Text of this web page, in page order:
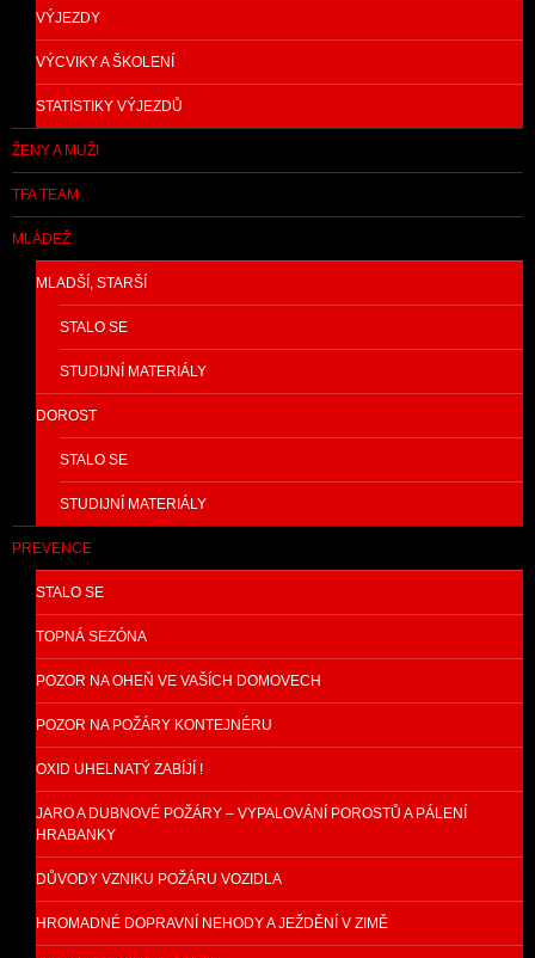
VÝJEZDY
VÝCVIKY A ŠKOLENÍ
STATISTIKY VÝJEZDŮ
ŽENY A MUŽI
TFA TEAM
MLÁDEŽ
MLADŠÍ, STARŠÍ
STALO SE
STUDIJNÍ MATERIÁLY
DOROST
STALO SE
STUDIJNÍ MATERIÁLY
PREVENCE
STALO SE
TOPNÁ SEZÓNA
POZOR NA OHEŇ VE VAŠÍCH DOMOVECH
POZOR NA POŽÁRY KONTEJNÉRU
OXID UHELNATÝ ZABÍJÍ !
JARO A DUBNOVÉ POŽÁRY – VYPALOVÁNÍ POROSTŮ A PÁLENÍ
HRABANKY
DŮVODY VZNIKU POŽÁRU VOZIDLA
HROMADNÉ DOPRAVNÍ NEHODY A JEŽDĚNÍ V ZIMĚ